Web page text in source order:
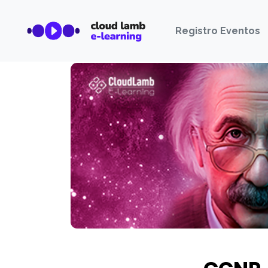
Registro Eventos